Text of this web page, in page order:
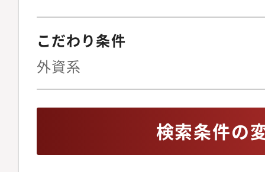
こだわり条件
外資系
検索条件の